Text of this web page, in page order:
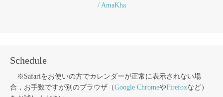
/ AmaKha
Schedule
※Safariをお使いの方でカレンダーが正常に表示されない場
合，お手数ですが別のブラウザ（Google ChromeやFirefoxなど）